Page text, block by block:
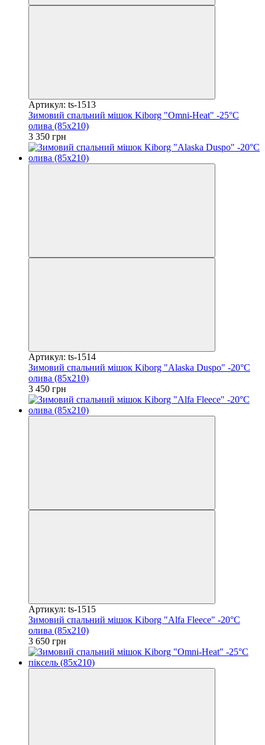
Артикул: ts-1513
Зимовий спальний мішок Kiborg "Omni-Heat" -25°C
олива (85x210)
3 350 грн
Артикул: ts-1514
Зимовий спальний мішок Kiborg "Alaska Duspo" -20°C
олива (85x210)
3 450 грн
Артикул: ts-1515
Зимовий спальний мішок Kiborg "Alfa Fleece" -20°C
олива (85x210)
3 650 грн